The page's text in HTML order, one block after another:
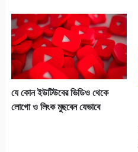
যে কোন ইউটিউবের ভিডিও থেকে
লোগো ও লিংক মুছবেন যেভাবে